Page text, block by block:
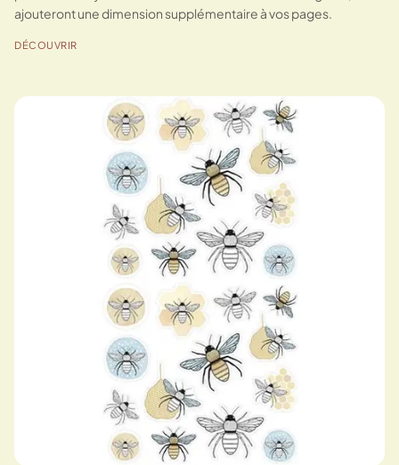
ajouteront une dimension supplémentaire à vos pages.
DÉCOUVRIR